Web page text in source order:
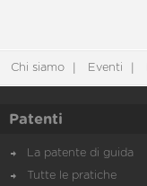
Chi siamo Eventi
Patenti
La patente di guida
Tutte le pratiche